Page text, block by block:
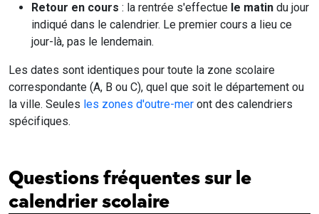
Retour en cours : la rentrée s'effectue le matin du jour
indiqué dans le calendrier. Le premier cours a lieu ce
jour-là, pas le lendemain.
Les dates sont identiques pour toute la zone scolaire
correspondante (A, B ou C), quel que soit le département ou
la ville. Seules les zones d'outre-mer ont des calendriers
spécifiques.
Questions fréquentes sur le
calendrier scolaire